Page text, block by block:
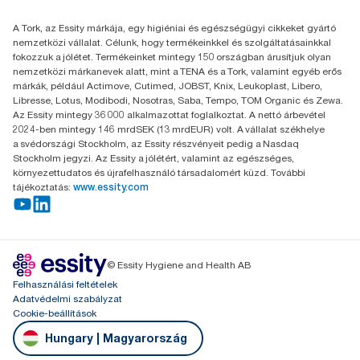
H-1021 Budapest
Budakeszi út 51.
A Tork, az Essity márkája, egy higiéniai és egészségügyi cikkeket gyártó
nemzetközi vállalat. Célunk, hogy termékeinkkel és szolgáltatásainkkal
fokozzuk a jólétet. Termékeinket mintegy 150 országban árusítjuk olyan
nemzetközi márkanevek alatt, mint a TENA és a Tork, valamint egyéb erős
márkák, például Actimove, Cutimed, JOBST, Knix, Leukoplast, Libero,
Libresse, Lotus, Modibodi, Nosotras, Saba, Tempo, TOM Organic és Zewa.
Az Essity mintegy 36 000 alkalmazottat foglalkoztat. A nettó árbevétel
2024-ben mintegy 146 mrdSEK (13 mrdEUR) volt. A vállalat székhelye
a svédországi Stockholm, az Essity részvényeit pedig a Nasdaq
Stockholm jegyzi. Az Essity a jólétért, valamint az egészséges,
környezettudatos és újrafelhasználó társadalomért küzd. További
tájékoztatás: www.essity.com
© Essity Hygiene and Health AB
Felhasználási feltételek
Adatvédelmi szabályzat
Cookie-beállítások
Hungary | Magyarország